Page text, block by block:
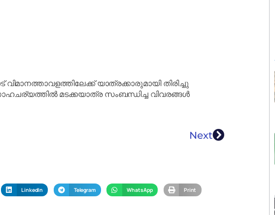
വിമാനത്താവളത്തിലേക്ക് യാത്രക്കാരുമായി തിരിച്ചു
മടക്കയാത്ര സംബന്ധിച്ച വിവരങ്ങൾ
Next
LinkedIn Telegram WhatsApp Print